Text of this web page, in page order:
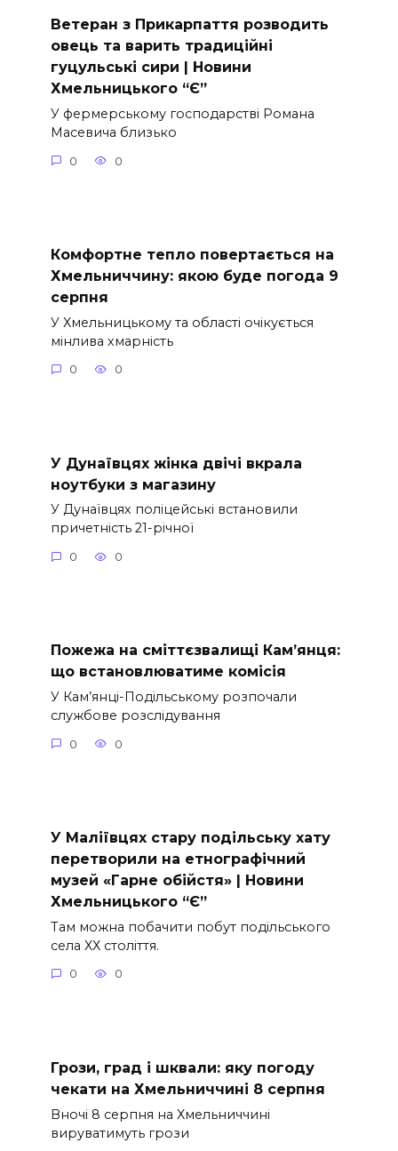
Ветеран з Прикарпаття розводить
овець та варить традиційні
гуцульські сири | Новини
Хмельницького “Є”
У фермерському господарстві Романа
Масевича близько
0 0
Комфортне тепло повертається на
Хмельниччину: якою буде погода 9
серпня
У Хмельницькому та області очікується
мінлива хмарність
0 0
У Дунаївцях жінка двічі вкрала
ноутбуки з магазину
У Дунаївцях поліцейські встановили
причетність 21-річної
0 0
Пожежа на сміттєзвалищі Кам’янця:
що встановлюватиме комісія
У Кам’янці-Подільському розпочали
службове розслідування
0 0
У Маліївцях стару подільську хату
перетворили на етнографічний
музей «Гарне обійстя» | Новини
Хмельницького “Є”
Там можна побачити побут подільського
села ХХ століття.
0 0
Грози, град і шквали: яку погоду
чекати на Хмельниччині 8 серпня
Вночі 8 серпня на Хмельниччині
вируватимуть грози